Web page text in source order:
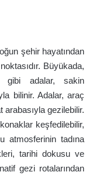
şehir hayatından
Büyükada,
gibi adalar, sakin
bilinir. Adalar, araç
arabasıyla gezilebilir.
keşfedilebilir,
atmosferinin tadına
tarihi dokusu ve
gezi rotalarından